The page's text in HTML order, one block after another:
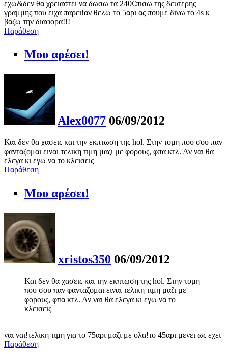
εχω&δεν θα χρειαστει να δωσω τα 240€πισω της δευτερης
γραμμης που ειχα παρει!αν θελω το 5αρι ας πουμε δινω το 4s κ
βαζω την διαφορα!!!
Παράθεση
Μου αρέσει!
Alex0077 06/09/2012
Και δεν θα χασεις και την εκπτωση της hol. Στην τομη που σου παν
φανταζομαι ειναι τελικη τιμη μαζι με φορους, φπα κτλ. Αν ναι θα
ελεγα κι εγω να το κλεισεις
Παράθεση
Μου αρέσει!
xristos350 06/09/2012
Και δεν θα χασεις και την εκπτωση της hol. Στην τομη
που σου παν φανταζομαι ειναι τελικη τιμη μαζι με
φορους, φπα κτλ. Αν ναι θα ελεγα κι εγω να το
κλεισεις
ναι ναι!τελικη τιμη για το 75αρι μαζι με ολα!το 45αρι μενει ως εχει
Παράθεση